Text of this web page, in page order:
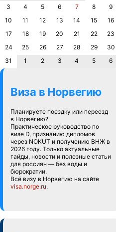
3
4 5 6 7 8
9
10
11 12 13 14 15
16
17
18 19 20 21 22
23
24
25 26 27 28 29
30
31
1 2 3 4 5 6
Виза в Норвегию
Планируете поездку или переезд
в Норвегию?
Практическое руководство по
визе D, признанию дипломов
через NOKUT и получению ВНЖ в
2026 году. Только актуальные
гайды, новости и полезные статьи
для россиян — без воды и
бюрократии.
Всё визу в Норвегию на сайте
visa.norge.ru.